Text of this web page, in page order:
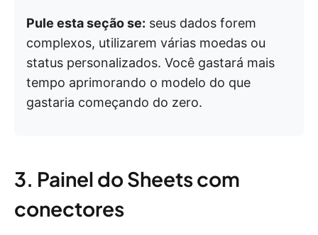
Pule esta seção se: seus dados forem
complexos, utilizarem várias moedas ou
status personalizados. Você gastará mais
tempo aprimorando o modelo do que
gastaria começando do zero.
3. Painel do Sheets com
conectores